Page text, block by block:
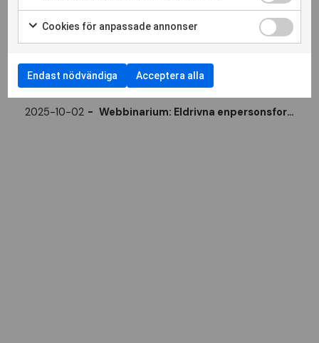
2025-10-02 Webbinarium: Eldrivna enpersonsfordon och trafiksäkerhet den 2 okt
Cookies för anpassade annonser
Endast nödvändiga Acceptera alla